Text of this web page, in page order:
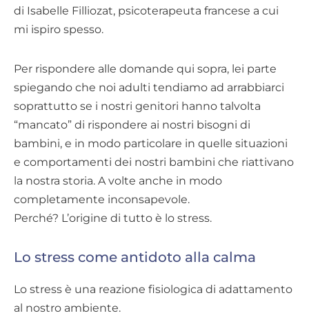
di Isabelle Filliozat, psicoterapeuta francese a cui
mi ispiro spesso.
Per rispondere alle domande qui sopra, lei parte
spiegando che noi adulti tendiamo ad arrabbiarci
soprattutto se i nostri genitori hanno talvolta
“mancato” di rispondere ai nostri bisogni di
bambini, e in modo particolare in quelle situazioni
e comportamenti dei nostri bambini che riattivano
la nostra storia. A volte anche in modo
completamente inconsapevole.
Perché? L’origine di tutto è lo stress.
Lo stress come antidoto alla calma
Lo stress è una reazione fisiologica di adattamento
al nostro ambiente.